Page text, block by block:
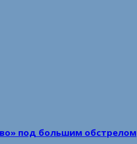
под большим обстрелом